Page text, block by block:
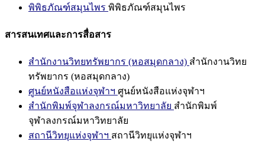
พิพิธภัณฑ์สมุนไพร พิพิธภัณฑ์สมุนไพร
สารสนเทศและการสื่อสาร
สำนักงานวิทยทรัพยากร (หอสมุดกลาง) สำนักงานวิทย
ทรัพยากร (หอสมุดกลาง)
ศูนย์หนังสือแห่งจุฬาฯ ศูนย์หนังสือแห่งจุฬาฯ
สำนักพิมพ์จุฬาลงกรณ์มหาวิทยาลัย สำนักพิมพ์
จุฬาลงกรณ์มหาวิทยาลัย
สถานีวิทยุแห่งจุฬาฯ สถานีวิทยุแห่งจุฬาฯ